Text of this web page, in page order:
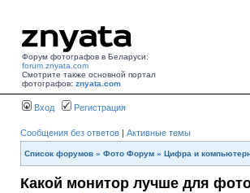
Форум фотографов в Беларуси:
forum.znyata.com
Смотрите также основной портал
фотографов: znyata.com
Вход Регистрация
Сообщения без ответов | Активные темы
Список форумов » Фото Форум » Цифра и
Какой монитор лучше для